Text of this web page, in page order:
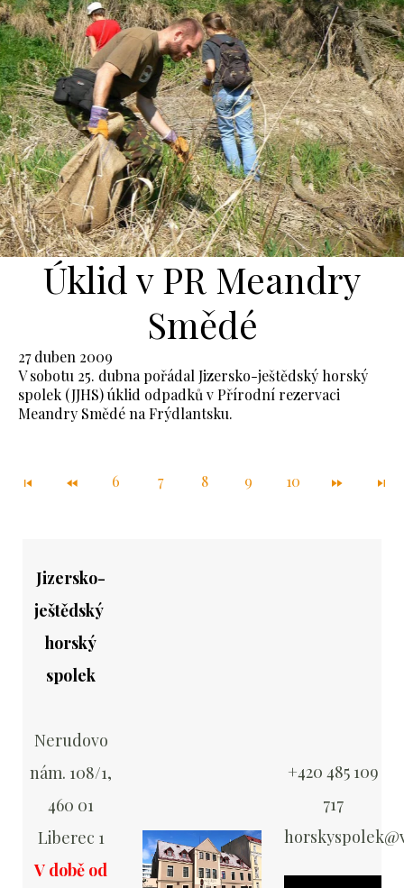
Úklid v PR Meandry
Smědé
27 duben 2009
V sobotu 25. dubna pořádal Jizersko-ještědský horský
spolek (JJHS) úklid odpadků v Přírodní rezervaci
Meandry Smědé na Frýdlantsku.
6 7 8 9 10
Jizersko-
ještědský
horský
spolek
Nerudovo
nám. 108/1,
460 01
Liberec 1
V době od
+420 485 109
717